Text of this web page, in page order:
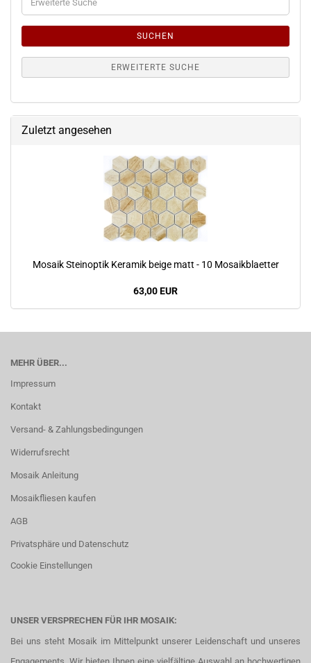
Suche
SUCHEN
ERWEITERTE SUCHE
Zuletzt angesehen
Mosaik Steinoptik Keramik beige matt - 10 Mosaikblaetter
63,00 EUR
MEHR ÜBER...
Impressum
Kontakt
Versand- & Zahlungsbedingungen
Widerrufsrecht
Mosaik Anleitung
Mosaikfliesen kaufen
AGB
Privatsphäre und Datenschutz
Cookie Einstellungen
UNSER VERSPRECHEN FÜR IHR MOSAIK:
Bei uns steht Mosaik im Mittelpunkt unserer Leidenschaft und unseres